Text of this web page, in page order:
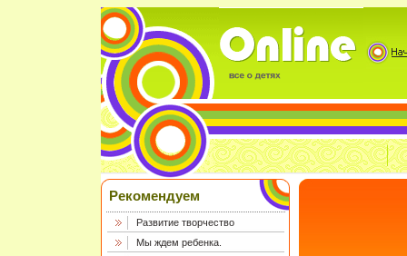
Рекомендуем
Развитие творчество
Мы ждем ребенка.